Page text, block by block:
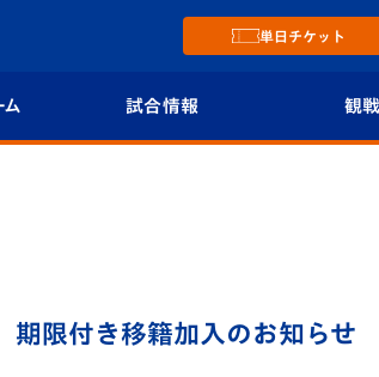
単日チケット
ム 試合情報 観戦
Revive Team
限付き移籍加入のお知らせ